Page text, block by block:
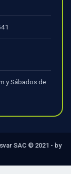
y Sábados de
SAC © 2021 - by